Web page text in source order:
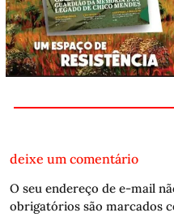
deixe um comentário
O seu endereço de e-mail
obrigatórios são marcados